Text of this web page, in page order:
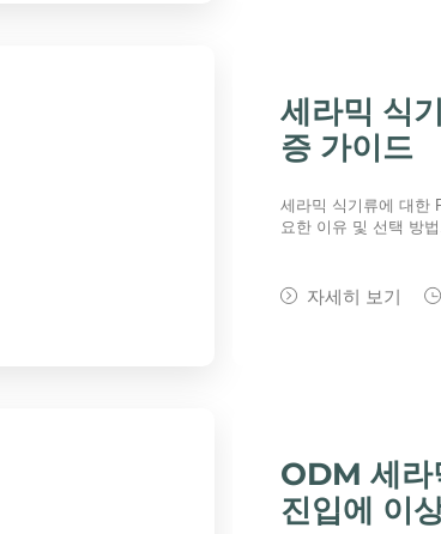
세라믹 식
증 가이드
세라믹 식기류에 대한
요한 이유 및 선택 방
자세히 보기
ODM 세라
진입에 이